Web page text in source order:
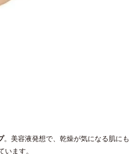
。美容液発想で、乾燥が気になる肌にも
ます。